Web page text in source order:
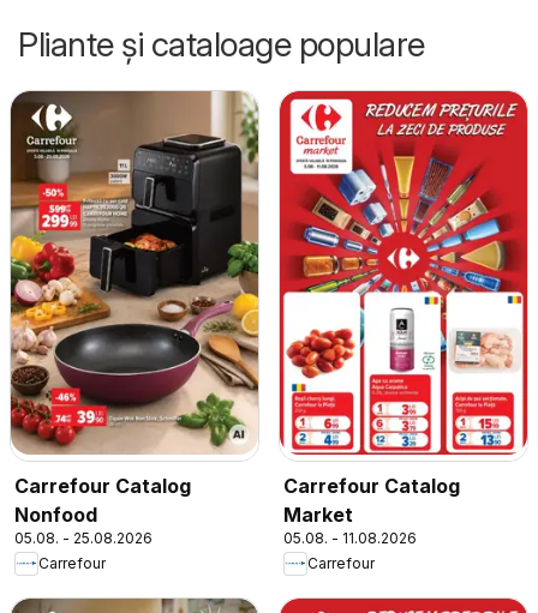
Pliante și cataloage populare
Carrefour Catalog
Nonfood
05.08. - 25.08.2026
Carrefour
Carrefour Catalog
Market
05.08. - 11.08.2026
Carrefour